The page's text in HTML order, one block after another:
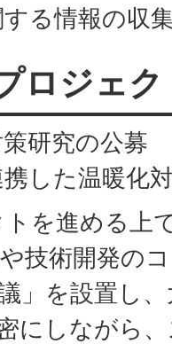
る情報の収
ロジェク
研究の公募
した温暖化
を進める上
技術開発の
」を設置し
にしながら